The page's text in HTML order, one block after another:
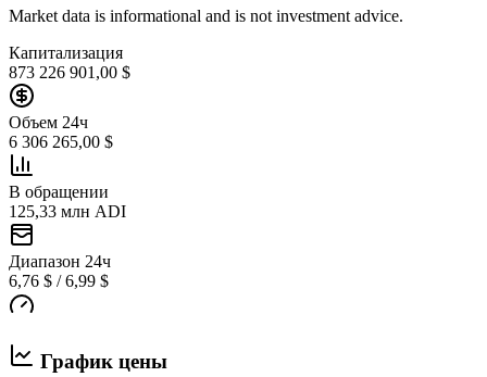
Market data is informational and is not investment advice.
Капитализация
873 226 901,00 $
Объем 24ч
6 306 265,00 $
В обращении
125,33 млн ADI
Диапазон 24ч
6,76 $ / 6,99 $
График цены